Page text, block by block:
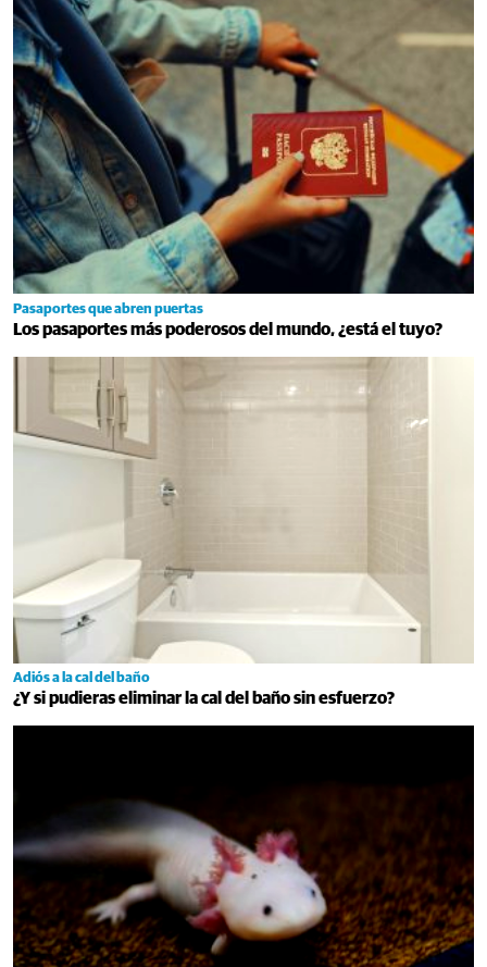
Pasaportes que abren puertas
Los pasaportes más poderosos del mundo, ¿está el tuyo?
Adiós a la cal del baño
¿Y si pudieras eliminar la cal del baño sin esfuerzo?